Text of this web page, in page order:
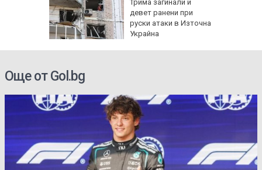
Трима загинали и
девет ранени при
руски атаки в Източна
Украйна
Още от Gol.bg